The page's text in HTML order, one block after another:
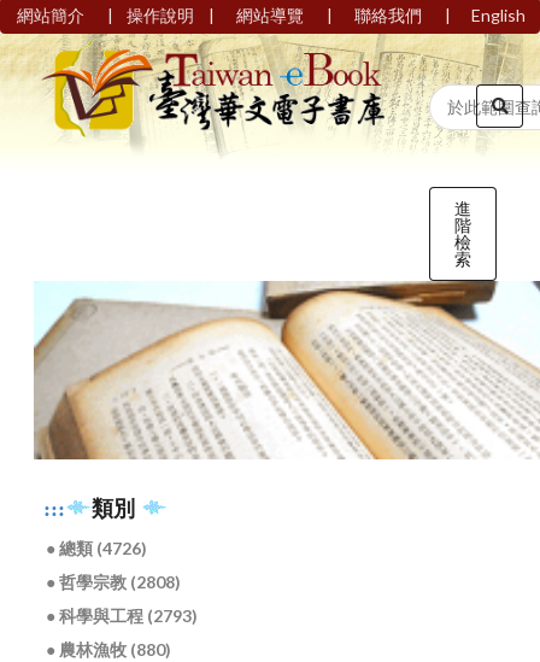
網站簡介 | 操作說明 | 網站導覽 | 聯絡我們 | English
進
階
檢
索
::: 類別
● 總類 (4726)
● 哲學宗教 (2808)
● 科學與工程 (2793)
● 農林漁牧 (880)